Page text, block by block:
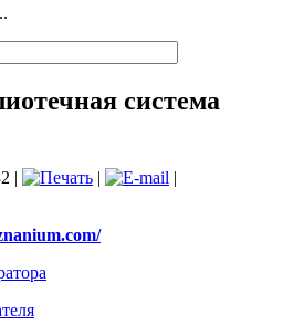
система
| |
|